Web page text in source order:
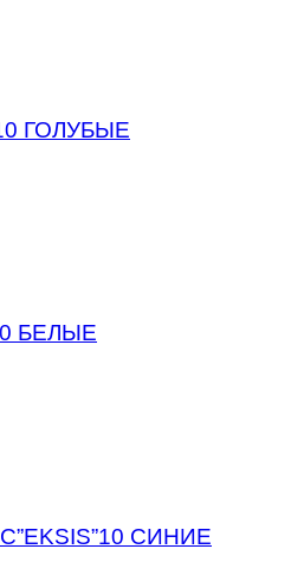
ГОЛУБЫЕ
БЕЛЫЕ
СИНИЕ